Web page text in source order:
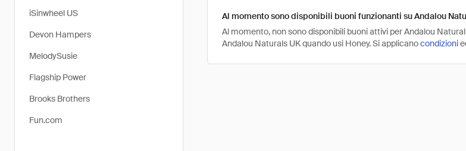
iSinwheel US
Devon Hampers
MelodySusie
Flagship Power
Brooks Brothers
Fun.com
Al momento sono disponibili buoni funzionanti su Andalou
Al momento, non sono disponibili buoni attivi per Andalou
Andalou Naturals UK quando usi Honey. Si applicanocondizioni